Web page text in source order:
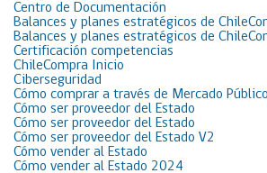
Centro de Documentación
Balances y planes estratégicos de
Balances y planes estratégicos de
Certificación competencias
ChileCompra Inicio
Ciberseguridad
Cómo comprar a través de Mercado Público
Cómo ser proveedor del Estado
Cómo ser proveedor del Estado
Cómo ser proveedor del Estado V2
Cómo vender al Estado
Cómo vender al Estado 2024